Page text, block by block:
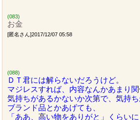
(083)
お金
[匿名さん]2017/12/07 05:58
(088)
ＤＴ君には解らないだろうけど。
マジレスすれば、内容なんかあまり関
気持ちがあるかないか次第で、気持
ブランド品とかあげても、
「ああ、高い物をありがと」くらい